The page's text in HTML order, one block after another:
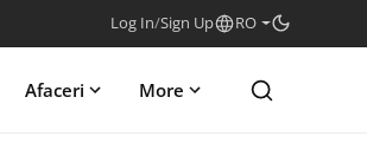
Log In/Sign Up RO
Afaceri More